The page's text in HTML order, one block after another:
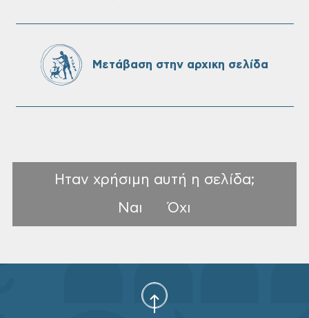
πρόσληψη προσωπικού με σχέση
σχολικών μονάδων
Μετάβαση στην αρχικη σελίδα
Ηταν χρήσιμη αυτή η σελίδα;
Ναι
Όχι